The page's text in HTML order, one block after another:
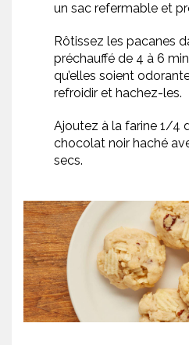
un sac refermable et
Rôtissez les pacanes
préchauffé de 4 à 6
qu’elles soient
refroidir et hachez-les.
Ajoutez à la farine 1/4
chocolat noir haché
secs.